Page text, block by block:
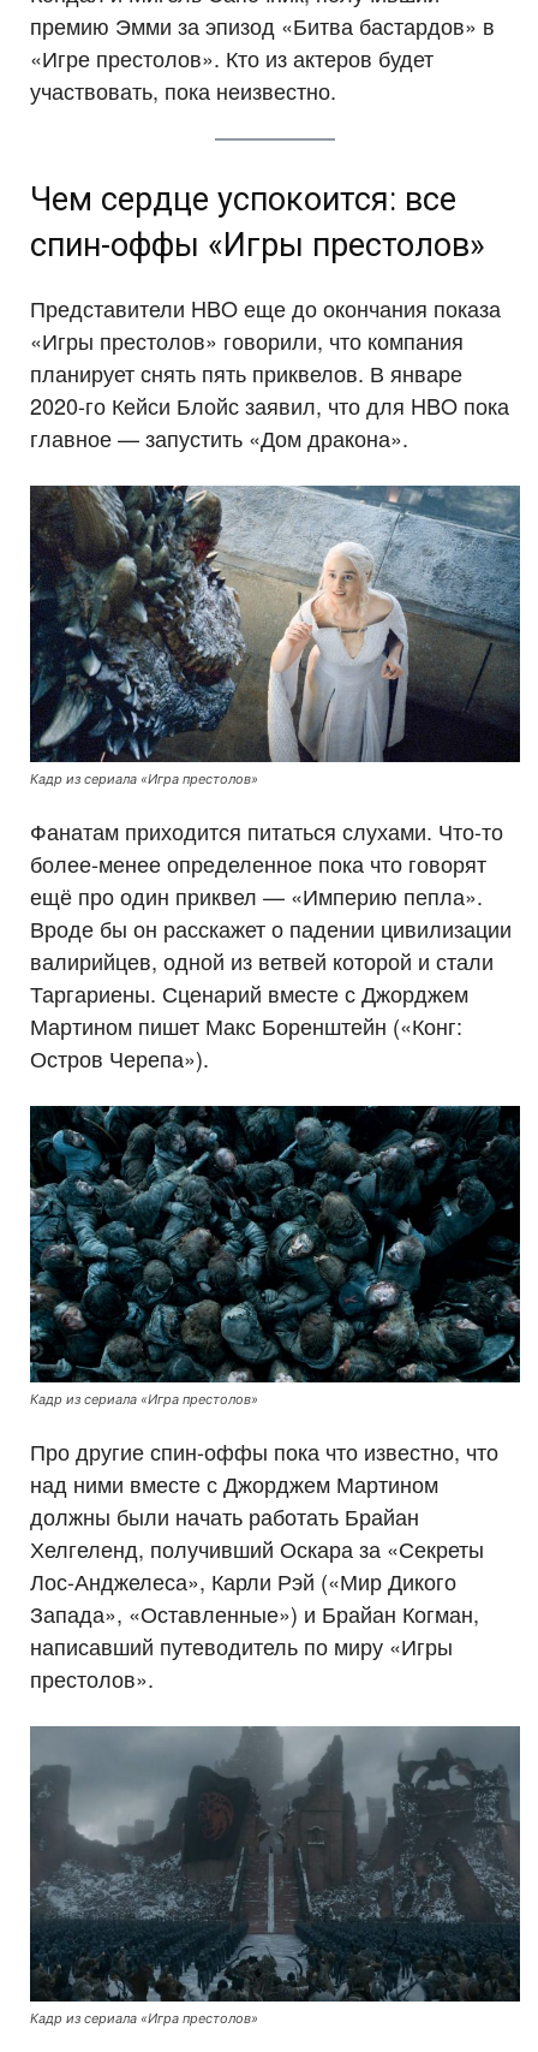
премию Эмми за эпизод «Битва бастардов» в
«Игре престолов». Кто из актеров будет
участвовать, пока неизвестно.
Чем сердце успокоится: все
спин-оффы «Игры престолов»
Представители HBO еще до окончания показа
«Игры престолов» говорили, что компания
планирует снять пять приквелов. В январе
2020-го Кейси Блойс заявил, что для HBO пока
главное — запустить «Дом дракона».
Кадр из сериала «Игра престолов»
Фанатам приходится питаться слухами. Что-то
более-менее определенное пока что говорят
ещё про один приквел — «Империю пепла».
Вроде бы он расскажет о падении цивилизации
валирийцев, одной из ветвей которой и стали
Таргариены. Сценарий вместе с Джорджем
Мартином пишет Макс Боренштейн («Конг:
Остров Черепа»).
Кадр из сериала «Игра престолов»
Про другие спин-оффы пока что известно, что
над ними вместе с Джорджем Мартином
должны были начать работать Брайан
Хелгеленд, получивший Оскара за «Секреты
Лос-Анджелеса», Карли Рэй («Мир Дикого
Запада», «Оставленные») и Брайан Когман,
написавший путеводитель по миру «Игры
престолов».
Кадр из сериала «Игра престолов»